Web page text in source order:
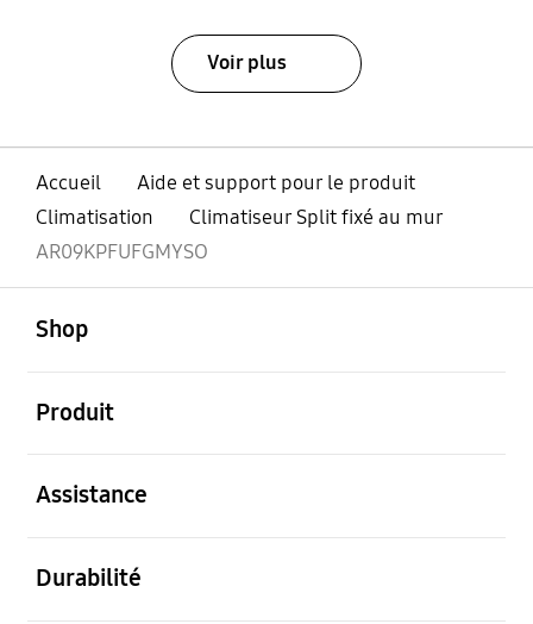
Voir plus
Accueil
Aide et support pour le produit
Climatisation
Climatiseur Split fixé au mur
AR09KPFUFGMYSO
Shop
Produit
Assistance
Durabilité